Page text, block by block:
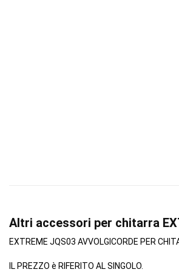
Altri accessori per chitarra
EXTREME JQS03 AVVOLGICORDE PER
IL PREZZO è RIFERITO AL SINGOLO.